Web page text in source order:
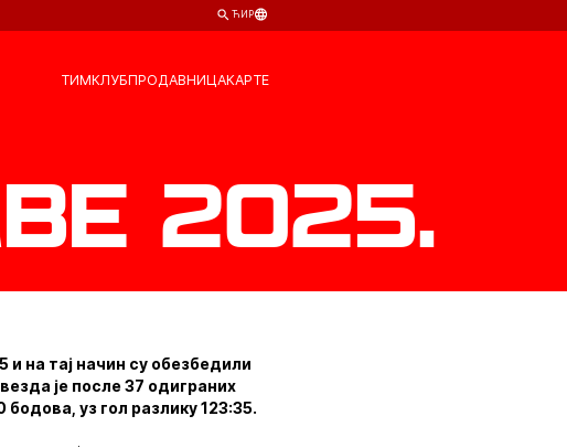
ЋИР
ТИМКЛУБПРОДАВНИЦАКАРТЕ
2025.
на тај начин су обезбедили
је после 37 одиграних
уз гол разлику 123:35.